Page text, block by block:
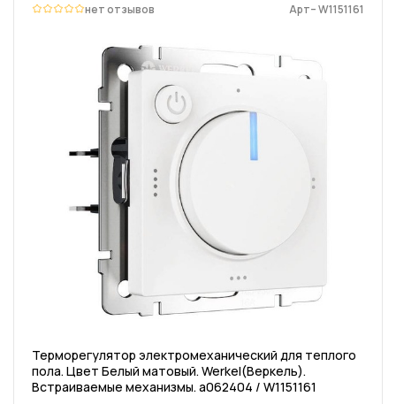
нет отзывов Арт– W1151161
Терморегулятор электромеханический для теплого
пола. Цвет Белый матовый. Werkel(Веркель).
Встраиваемые механизмы. a062404 / W1151161